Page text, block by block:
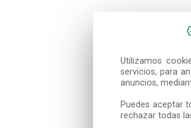
Utilizamos
servicios, para
anuncios,
Puedes aceptar
rechazar todas